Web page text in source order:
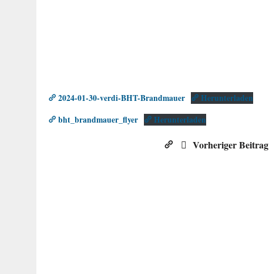
2024-01-30-verdi-BHT-Brandmauer
Herunterladen
bht_brandmauer_flyer
Herunterladen
Vorheriger Beitrag